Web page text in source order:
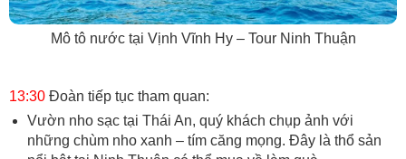
Mô tô nước tại Vịnh Vĩnh Hy – Tour Ninh Thuận
13:30 Đoàn tiếp tục tham quan:
Vườn nho sạc tại Thái An, quý khách chụp ảnh với
những chùm nho xanh – tím căng mọng. Đây là thổ sản